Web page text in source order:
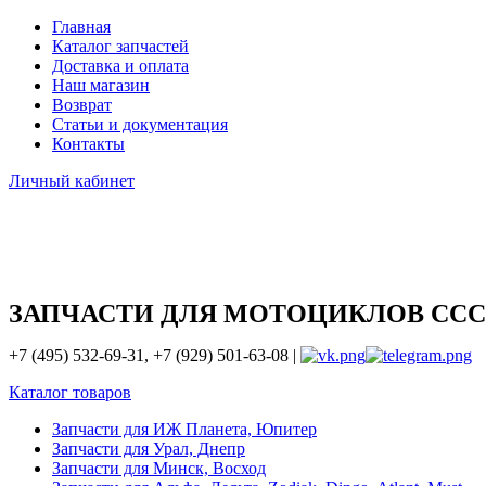
Главная
Каталог запчастей
Доставка и оплата
Наш магазин
Возврат
Статьи и документация
Контакты
Личный кабинет
ЗАПЧАСТИ ДЛЯ МОТОЦИКЛОВ
+7 (495) 532-69-31, +7 (929) 501-63-08 |
Каталог товаров
Запчасти для ИЖ Планета, Юпитер
Запчасти для Урал, Днепр
Запчасти для Минск, Восход